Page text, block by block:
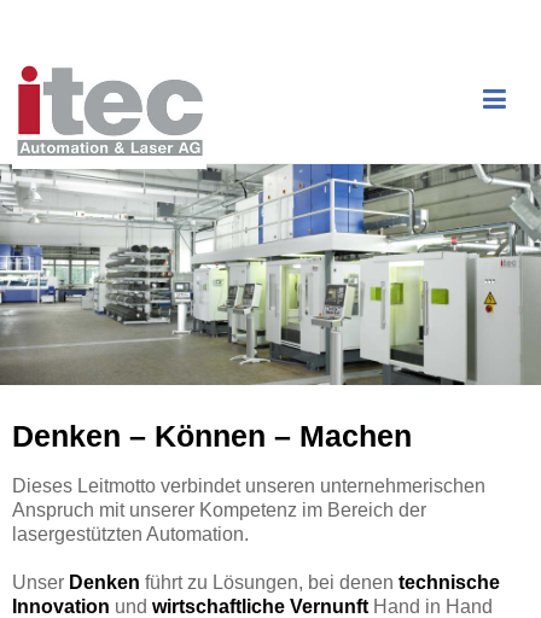
Denken – Können – Machen
Dieses Leitmotto verbindet unseren unternehmerischen
Anspruch mit unserer Kompetenz im Bereich der
lasergestützten Automation.
Unser Denken führt zu Lösungen, bei denen technische
Innovation und wirtschaftliche Vernunft Hand in Hand